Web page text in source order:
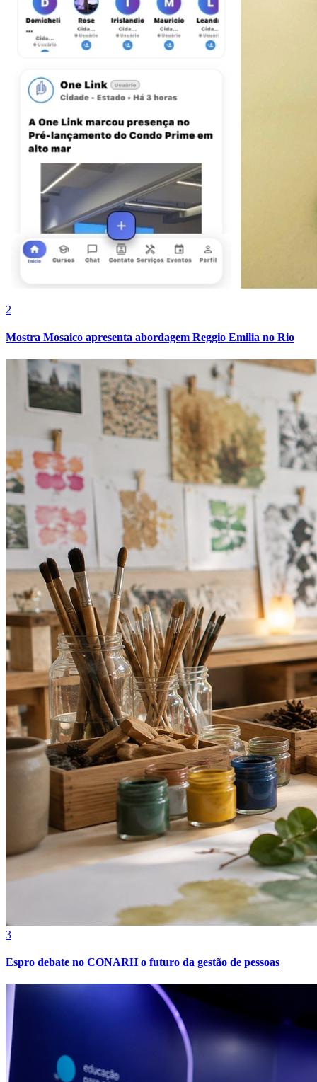
Internacional
Atlético-MG
Cruzeiro
2
Mostra Mosaico apresenta abordagem Reggio Emilia no Rio
3
Espro debate no CONARH o futuro da gestão de pessoas